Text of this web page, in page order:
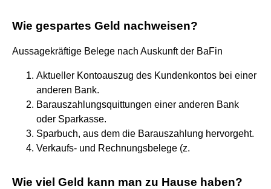
Wie gespartes Geld nachweisen?
Aussagekräftige Belege nach Auskunft der BaFin
Aktueller Kontoauszug des Kundenkontos bei einer
anderen Bank.
Barauszahlungsquittungen einer anderen Bank
oder Sparkasse.
Sparbuch, aus dem die Barauszahlung hervorgeht.
Verkaufs- und Rechnungsbelege (z.
Wie viel Geld kann man zu Hause haben?